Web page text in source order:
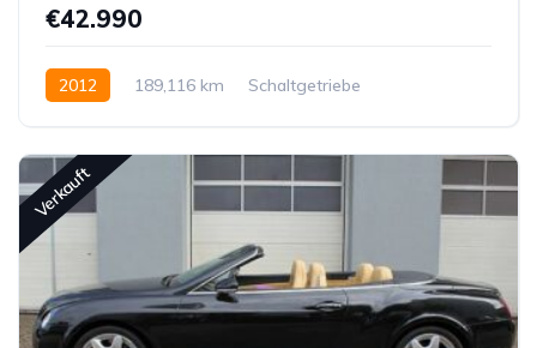
€42.990
2012 189,116 km
Schaltgetriebe
Verkauft